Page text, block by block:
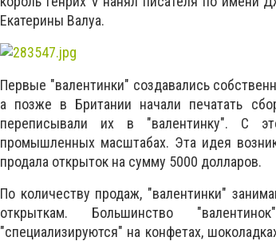
Екатерины Валуа.
Первые "валентинки" создавались
а позже в Британии начали печатать
переписывали их в "валентинку". С
промышленных масштабах. Эта идея
продала открыток на сумму 5000 долларов.
По количеству продаж, "валентинки"
открыткам. Большинство
"специализируются" на конфетах,